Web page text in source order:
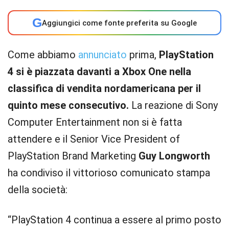
GAggiungici come fonte preferita su Google
Come abbiamo annunciato prima, PlayStation
4 si è piazzata davanti a Xbox One nella
classifica di vendita nordamericana per il
quinto mese consecutivo. La reazione di Sony
Computer Entertainment non si è fatta
attendere e il Senior Vice President of
PlayStation Brand Marketing Guy Longworth
ha condiviso il vittorioso comunicato stampa
della società:
“PlayStation 4 continua a essere al primo posto